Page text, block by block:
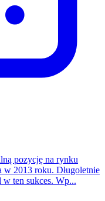
pozycję na rynku
w 2013 roku. Długoletnie
w ten sukces. Wp...